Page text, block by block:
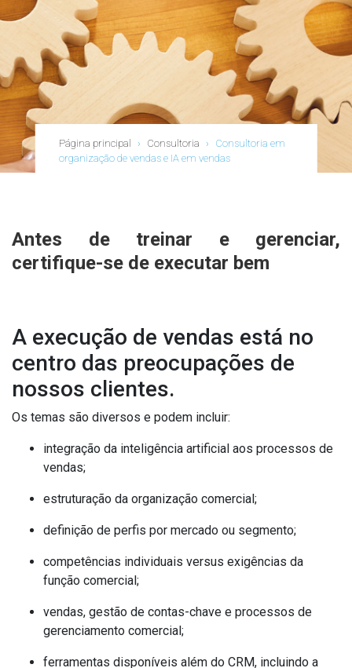
Página principal › Consultoria ›
Consultoria em
organização de vendas e IA em vendas
Antes de treinar e gerenciar,
certifique-se de executar bem
A execução de vendas está no
centro das preocupações de
nossos clientes.
Os temas são diversos e podem incluir:
integração da inteligência artificial aos processos de
vendas;
estruturação da organização comercial;
definição de perfis por mercado ou segmento;
competências individuais versus exigências da
função comercial;
vendas, gestão de contas-chave e processos de
gerenciamento comercial;
ferramentas disponíveis além do CRM, incluindo a